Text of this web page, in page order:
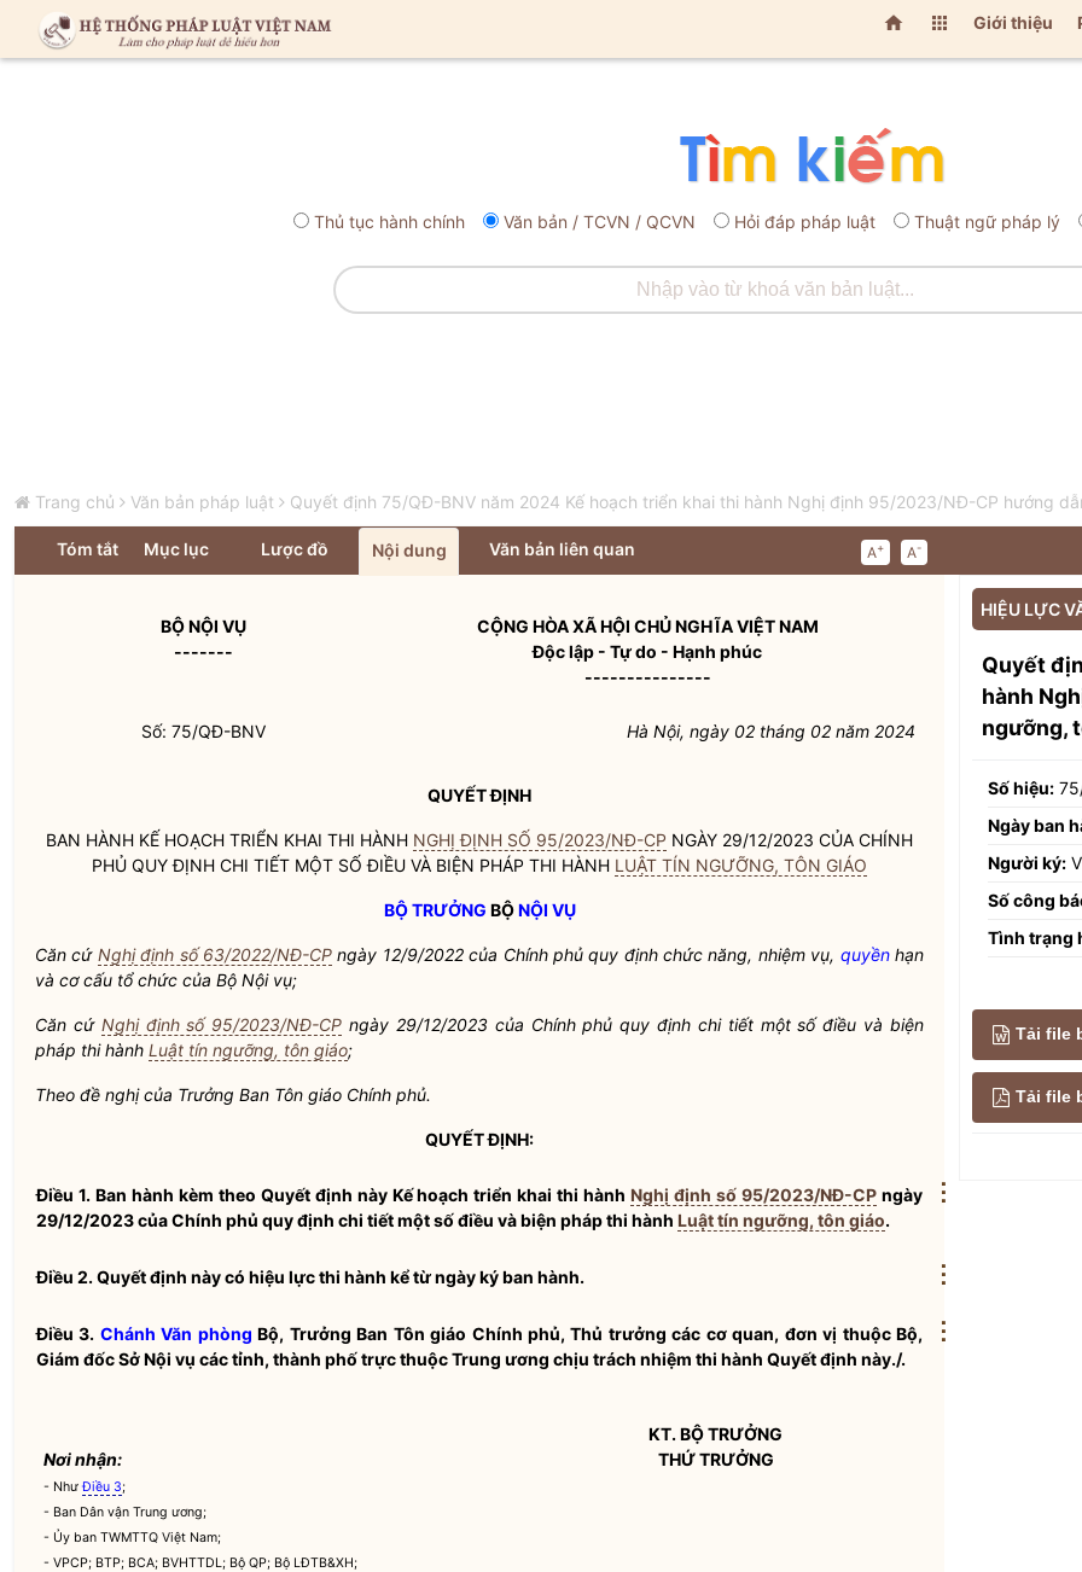
  Giới thiệu
Thủ tục hành chính Văn bản / TCVN / QCVN Hỏi đáp pháp luật Thuật ngữ pháp lý
Trang chủ Văn bản pháp luật Quyết định 75/QĐ-BNV năm 2024 Kế hoạch triển khai thi hành Nghị định 95/2023/NĐ-CP hướng
Tóm tắt Mục lục Lược đồ Nội dung Văn bản liên quan A+ A-
BỘNỘI VỤ
-------
CỘNG HÒA XÃ HỘI CHỦ NGHĨA VIỆT NAM
Độc lập - Tự do - Hạnh phúc
---------------
Số: 75/QĐ-BNV Hà Nội, ngày 02 tháng 02 năm 2024
QUYẾT ĐỊNH
BAN HÀNH KẾ HOẠCH TRIỂN KHAI THI HÀNH NGHỊ ĐỊNH SỐ 95/2023/NĐ-CP NGÀY 29/12/2023 CỦA CHÍNH
PHỦ QUY ĐỊNH CHI TIẾT MỘT SỐ ĐIỀU VÀ BIỆN PHÁP THI HÀNH LUẬT TÍN NGƯỠNG, TÔN GIÁO
BỘ TRƯỞNG BỘNỘI VỤ
Căn cứ Nghị định số 63/2022/NĐ-CPngày 12/9/2022 của Chính phủ quy định chức năng, nhiệm vụ, quyềnhạn
và cơ cấu tổ chức của Bộ Nội vụ;
Căn cứ Nghị định số 95/2023/NĐ-CP ngày 29/12/2023 của Chính phủ quy định chi tiết một số điều và biện
pháp thi hành Luật tín ngưỡng, tôn giáo;
Theo đề nghị của Trưởng Ban Tôn giáo Chính phủ.
QUYẾT ĐỊNH:
Điều 1.Ban hành kèm theo Quyết định này Kế hoạch triển khai thi hànhNghị định số 95/2023/NĐ-CP ngày
29/12/2023 của Chính phủ quy định chi tiết một số điều và biện pháp thi hành Luật tín ngưỡng, tôn giáo.
Điều 2.Quyết định này có hiệu lực thi hành kể từ ngày ký ban hành.
Điều 3. Chánh Văn phòng Bộ, Trưởng Ban Tôn giáo Chính phủ, Thủ trưởng các cơ quan, đơn vị thuộc Bộ,
Giám đốc SởNội vụ các tỉnh, thành phố trực thuộc Trung ương chịu trách nhiệm thi hành Quyết định này./.
Nơi nhận:
- NhưĐiều 3;
- Ban Dân vận Trung ương;
- Ủy ban TWMTTQ Việt Nam;
- VPCP; BTP; BCA; BVHTTDL; Bộ QP; Bộ LĐTB&XH;
KT.BỘ TRƯỞNG
THỨ TRƯỞNG
HIỆU LỰC
Quyết
hành
ngưỡng,
Số hiệu:
Ngày ban
Người ký:
Số công
Tình trạng
Tải file
Tải file
⋮
⋮
⋮